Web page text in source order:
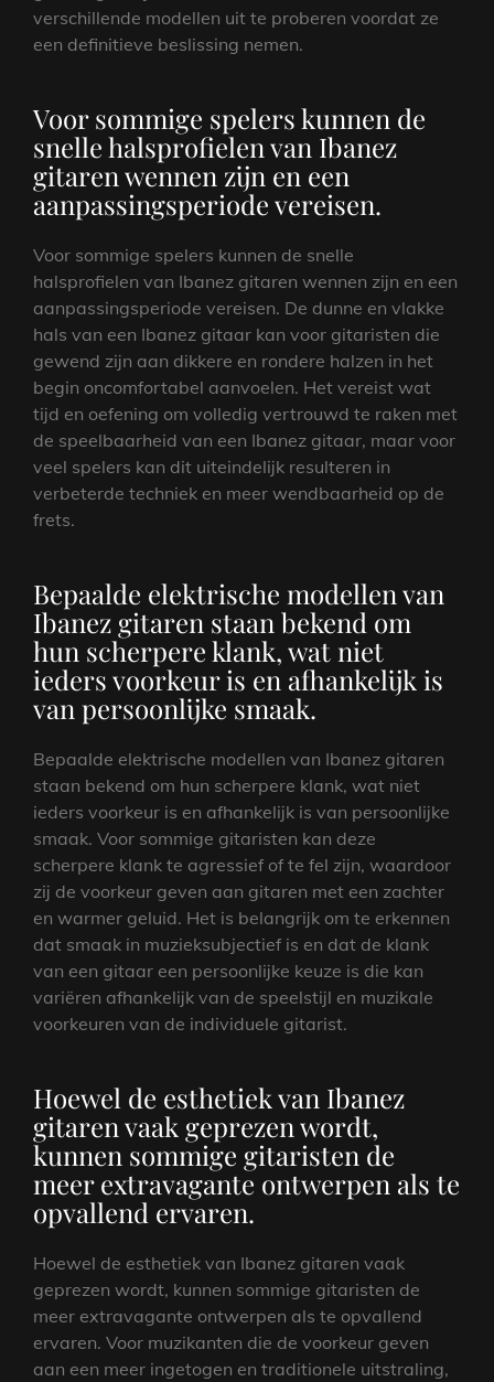
verschillende modellen uit te proberen voordat ze
een definitieve beslissing nemen.
Voor sommige spelers kunnen de
snelle halsprofielen van Ibanez
gitaren wennen zijn en een
aanpassingsperiode vereisen.
Voor sommige spelers kunnen de snelle
halsprofielen van Ibanez gitaren wennen zijn en een
aanpassingsperiode vereisen. De dunne en vlakke
hals van een Ibanez gitaar kan voor gitaristen die
gewend zijn aan dikkere en rondere halzen in het
begin oncomfortabel aanvoelen. Het vereist wat
tijd en oefening om volledig vertrouwd te raken met
de speelbaarheid van een Ibanez gitaar, maar voor
veel spelers kan dit uiteindelijk resulteren in
verbeterde techniek en meer wendbaarheid op de
frets.
Bepaalde elektrische modellen van
Ibanez gitaren staan bekend om
hun scherpere klank, wat niet
ieders voorkeur is en afhankelijk is
van persoonlijke smaak.
Bepaalde elektrische modellen van Ibanez gitaren
staan bekend om hun scherpere klank, wat niet
ieders voorkeur is en afhankelijk is van persoonlijke
smaak. Voor sommige gitaristen kan deze
scherpere klank te agressief of te fel zijn, waardoor
zij de voorkeur geven aan gitaren met een zachter
en warmer geluid. Het is belangrijk om te erkennen
dat smaak in muzieksubjectief is en dat de klank
van een gitaar een persoonlijke keuze is die kan
variëren afhankelijk van de speelstijl en muzikale
voorkeuren van de individuele gitarist.
Hoewel de esthetiek van Ibanez
gitaren vaak geprezen wordt,
kunnen sommige gitaristen de
meer extravagante ontwerpen als te
opvallend ervaren.
Hoewel de esthetiek van Ibanez gitaren vaak
geprezen wordt, kunnen sommige gitaristen de
meer extravagante ontwerpen als te opvallend
ervaren. Voor muzikanten die de voorkeur geven
aan een meer ingetogen en traditionele uitstraling,